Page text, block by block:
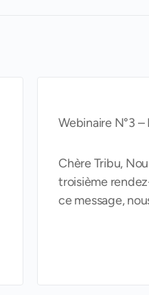
Webinaire N°3
Chère Tribu,
troisième
ce message,